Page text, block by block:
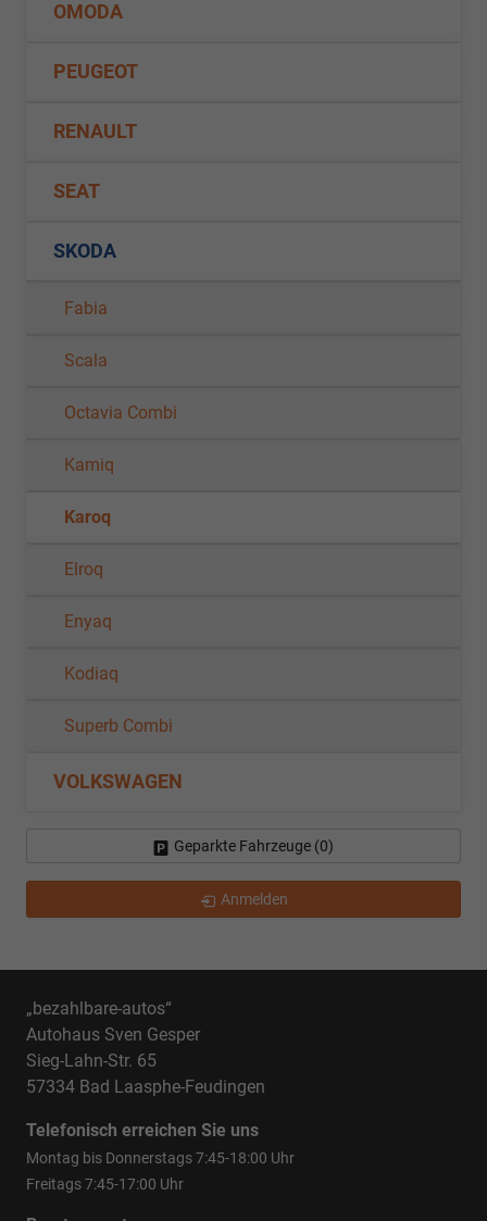
OMODA
PEUGEOT
RENAULT
SEAT
SKODA
Fabia
Scala
Octavia Combi
Kamiq
Karoq
Elroq
Enyaq
Kodiaq
Superb Combi
VOLKSWAGEN
Geparkte Fahrzeuge (0)
Anmelden
„bezahlbare-autos“
Autohaus Sven Gesper
Sieg-Lahn-Str. 65
57334 Bad Laasphe-Feudingen
Telefonisch erreichen Sie uns
Montag bis Donnerstags 7:45-18:00 Uhr
Freitags 7:45-17:00 Uhr